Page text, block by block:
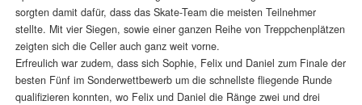
sorgten damit dafür, dass das Skate-Team die meisten Teilnehmer
stellte. Mit vier Siegen, sowie einer ganzen Reihe von Treppchenplätzen
zeigten sich die Celler auch ganz weit vorne.
Erfreulich war zudem, dass sich Sophie, Felix und Daniel zum Finale der
besten Fünf im Sonderwettbewerb um die schnellste fliegende Runde
qualifizieren konnten, wo Felix und Daniel die Ränge zwei und drei